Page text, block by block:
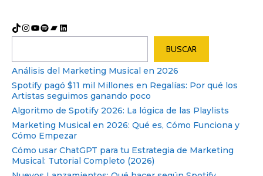
TikTok
Instagram
YouTube
Spotify
Bandcamp
LinkedIn
BUSCAR
Análisis del Marketing Musical en 2026
Spotify pagó $11 mil Millones en Regalías: Por qué los
Artistas seguimos ganando poco
Algoritmo de Spotify 2026: La lógica de las Playlists
Marketing Musical en 2026: Qué es, Cómo Funciona y
Cómo Empezar
Cómo usar ChatGPT para tu Estrategia de Marketing
Musical: Tutorial Completo (2026)